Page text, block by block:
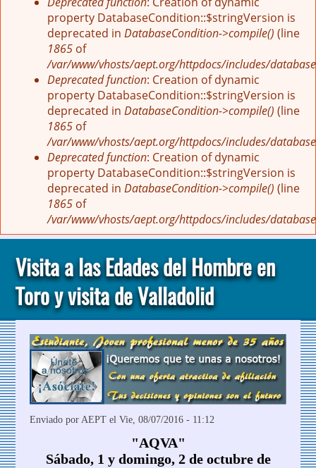
property DatabaseCondition::$stringVersion is
deprecated in DatabaseCondition->compile() (line
1865 of
/var/www/vhosts/aept.org/httpdocs/includes/
Deprecated function: Creation of dynamic
property DatabaseCondition::$stringVersion is
deprecated in DatabaseCondition->compile() (line
1865 of
/var/www/vhosts/aept.org/httpdocs/includes/
Deprecated function: Creation of dynamic
property DatabaseCondition::$stringVersion is
deprecated in DatabaseCondition->compile() (line
1865 of
/var/www/vhosts/aept.org/httpdocs/includes/
Visita a las Edades del Hombre en
Toro y visita de Valladolid
Enviado porAEPT el Vie, 08/07/2016 - 11:12
"AQVA"
Sábado, 1 y domingo, 2 de octubre de